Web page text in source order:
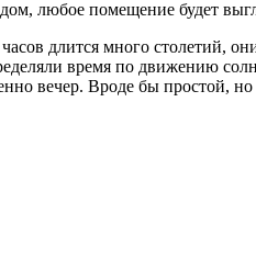
любое помещение будет
длится много столетий,
время по движению
вечер. Вроде бы простой,